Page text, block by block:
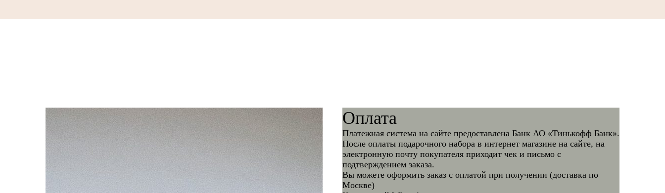
Оплата
Платежная система на сайте предоставлена Банк АО «Тинькофф Банк».
После оплаты подарочного набора в интернет магазине на сайте, на
электронную почту покупателя приходит чек и письмо с
подтверждением заказа.
Вы можете оформить заказ с оплатой при получении (доставка по
Москве)